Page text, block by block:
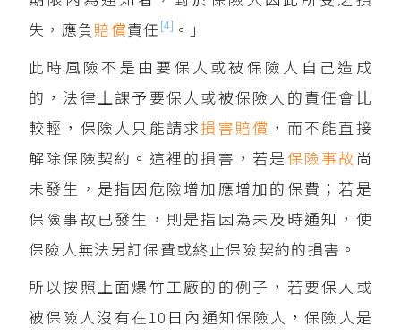
失，應負 賠償責任 [4] 。」
此時風險不是由要保人或被保險人自己造成
的，法律上課予要保人或被保險人的責任會比
較輕，保險人只能請求損害賠償 ，而不能直接
解除保險契約。這裡的損害，若是保險事故 尚
未發生，是指因危險增加應增加的保費；若是
保險事故已發生，則是指因為未及時通知，使
保險人無法另訂保費或終止保險契約的損害。
所以按照上面爆竹工廠的的例子，若要保人或
被保險人沒有在10日內通知保險人，保險人是